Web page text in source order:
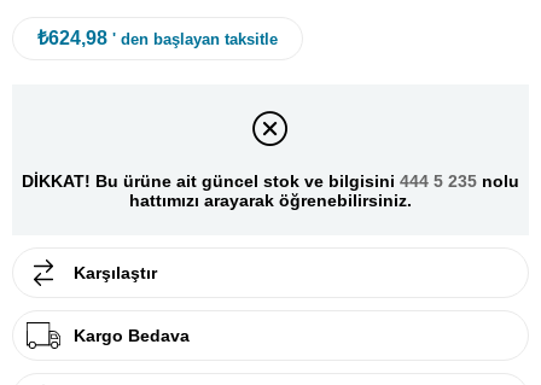
₺624,98 ' den başlayan taksitle
DİKKAT! Bu ürüne ait güncel stok ve bilgisini 444 5 235 nolu
hattımızı arayarak öğrenebilirsiniz.
Karşılaştır
Kargo Bedava